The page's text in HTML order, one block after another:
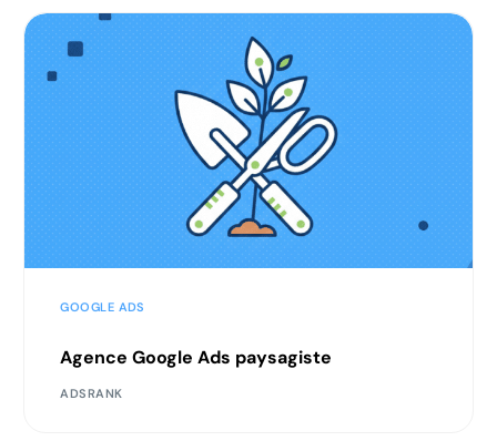
GOOGLE ADS
Agence Google Ads paysagiste
ADSRANK